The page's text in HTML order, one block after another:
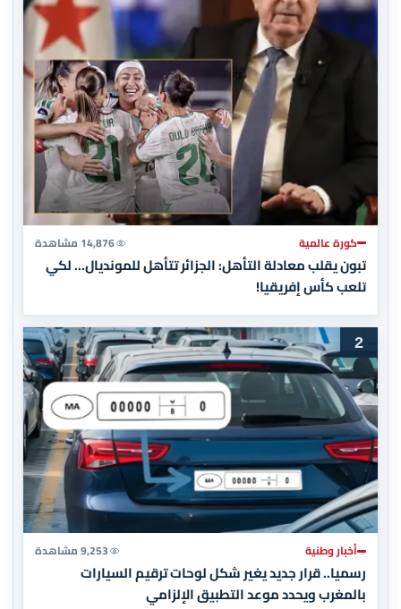
كورة عالمية 14,876 مشاهدة
تبون يقلب معادلة التأهل: الجزائر تتأهل للمونديال… لكي
تلعب كأس إفريقيا!
2
أخبار وطنية 9,253 مشاهدة
رسميا.. قرار جديد يغير شكل لوحات ترقيم السيارات
بالمغرب ويحدد موعد التطبيق الإلزامي